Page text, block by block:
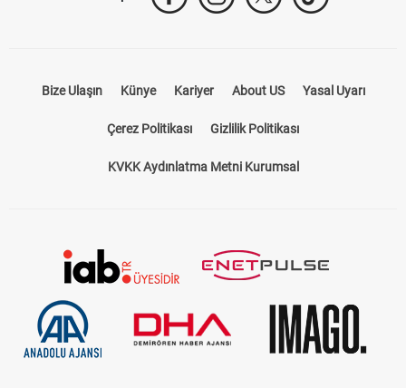
Bize Ulaşın Künye Kariyer About US Yasal Uyarı
Çerez Politikası Gizlilik Politikası
KVKK Aydınlatma Metni Kurumsal